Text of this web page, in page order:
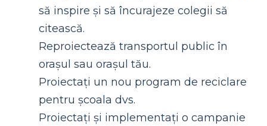
să inspire și să încurajeze colegii să
citească.
Reproiectează transportul public în
orașul sau orașul tău.
Proiectați un nou program de reciclare
pentru școala dvs.
Proiectați și implementați o campanie